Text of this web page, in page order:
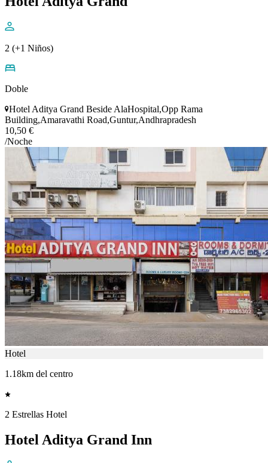
2 (+1 Niños)
Doble
Hotel Aditya Grand Beside AlaHospital,Opp Rama
Building,Amaravathi Road,Guntur,Andhrapradesh
10,50 €
/Noche
Hotel
1.18km del centro
2 Estrellas Hotel
Hotel Aditya Grand Inn